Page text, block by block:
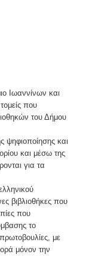
Ιωαννίνων και
που
του Δήμου
ψηφιοποίησης και
και μέσω της
για τα
βιβλιοθήκες που
που
το
με
μόνον την